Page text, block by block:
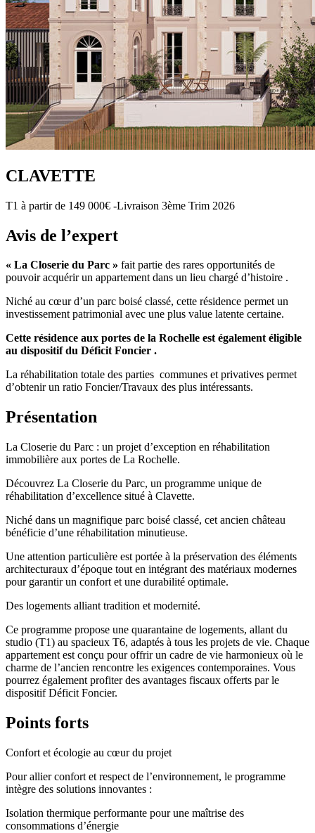
CLAVETTE
T1 à partir de 149 000€ -Livraison 3ème Trim 2026
Avis de l’expert
« La Closerie du Parc » fait partie des rares opportunités de
pouvoir acquérir un appartement dans un lieu chargé d’histoire .
Niché au cœur d’un parc boisé classé, cette résidence permet un
investissement patrimonial avec une plus value latente certaine.
Cette résidence aux portes de la Rochelle est également éligible
au dispositif du Déficit Foncier .
La réhabilitation totale des parties communes et privatives permet
d’obtenir un ratio Foncier/Travaux des plus intéressants.
Présentation
La Closerie du Parc : un projet d’exception en réhabilitation
immobilière aux portes de La Rochelle.
Découvrez La Closerie du Parc, un programme unique de
réhabilitation d’excellence situé à Clavette.
Niché dans un magnifique parc boisé classé, cet ancien château
bénéficie d’une réhabilitation minutieuse.
Une attention particulière est portée à la préservation des éléments
architecturaux d’époque tout en intégrant des matériaux modernes
pour garantir un confort et une durabilité optimale.
Des logements alliant tradition et modernité.
Ce programme propose une quarantaine de logements, allant du
studio (T1) au spacieux T6, adaptés à tous les projets de vie. Chaque
appartement est conçu pour offrir un cadre de vie harmonieux où le
charme de l’ancien rencontre les exigences contemporaines. Vous
pourrez également profiter des avantages fiscaux offerts par le
dispositif Déficit Foncier.
Points forts
Confort et écologie au cœur du projet
Pour allier confort et respect de l’environnement, le programme
intègre des solutions innovantes :
Isolation thermique performante pour une maîtrise des
consommations d’énergie